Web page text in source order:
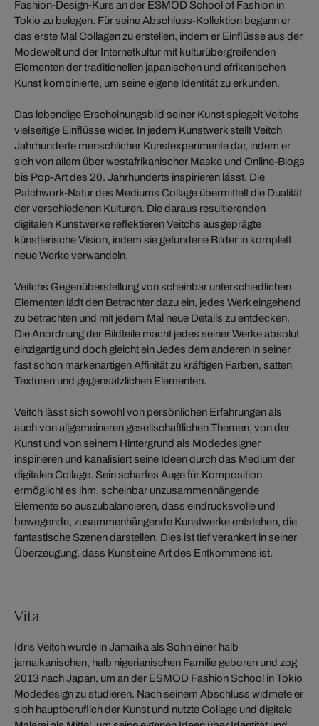
Fashion-Design-Kurs an der ESMOD School of Fashion in
Tokio zu belegen. Für seine Abschluss-Kollektion begann er
das erste Mal Collagen zu erstellen, indem er Einflüsse aus der
Modewelt und der Internetkultur mit kulturübergreifenden
Elementen der traditionellen japanischen und afrikanischen
Kunst kombinierte, um seine eigene Identität zu erkunden.
Das lebendige Erscheinungsbild seiner Kunst spiegelt Veitchs
vielseitige Einflüsse wider. In jedem Kunstwerk stellt Veitch
Jahrhunderte menschlicher Kunstexperimente dar, indem er
sich von allem über westafrikanischer Maske und Online-Blogs
bis Pop-Art des 20. Jahrhunderts inspirieren lässt. Die
Patchwork-Natur des Mediums Collage übermittelt die Dualität
der verschiedenen Kulturen. Die daraus resultierenden
digitalen Kunstwerke reflektieren Veitchs ausgeprägte
künstlerische Vision, indem sie gefundene Bilder in komplett
neue Werke verwandeln.
Veitchs Gegenüberstellung von scheinbar unterschiedlichen
Elementen lädt den Betrachter dazu ein, jedes Werk eingehend
zu betrachten und mit jedem Mal neue Details zu entdecken.
Die Anordnung der Bildteile macht jedes seiner Werke absolut
einzigartig und doch gleicht ein Jedes dem anderen in seiner
fast schon markenartigen Affinität zu kräftigen Farben, satten
Texturen und gegensätzlichen Elementen.
Veitch lässt sich sowohl von persönlichen Erfahrungen als
auch von allgemeineren gesellschaftlichen Themen, von der
Kunst und von seinem Hintergrund als Modedesigner
inspirieren und kanalisiert seine Ideen durch das Medium der
digitalen Collage. Sein scharfes Auge für Komposition
ermöglicht es ihm, scheinbar unzusammenhängende
Elemente so auszubalancieren, dass eindrucksvolle und
bewegende, zusammenhängende Kunstwerke entstehen, die
fantastische Szenen darstellen. Dies ist tief verankert in seiner
Überzeugung, dass Kunst eine Art des Entkommens ist.
Vita
Idris Veitch wurde in Jamaika als Sohn einer halb
jamaikanischen, halb nigerianischen Familie geboren und zog
2013 nach Japan, um an der ESMOD Fashion School in Tokio
Modedesign zu studieren. Nach seinem Abschluss widmete er
sich hauptberuflich der Kunst und nutzte Collage und digitale